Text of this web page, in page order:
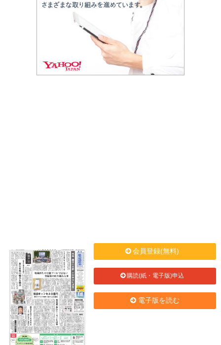
会員登録(無料)
購読(紙・電子版)申込
電子版を読む